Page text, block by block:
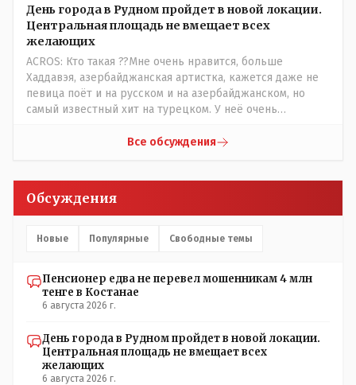
притащил к главному менеджеру и обоим сказал: ещё
один такой звонок, без разницы, какая причина, и я
счета свои у вас позакрываю. Остальные входящие
сразу в бан, по умолчанию для меня любой входящий -
Скам, пока не доказано обратное - Zero trust. Все
созвоны - только на верифицируемые номера.Всё
верно, я тоже так поступаю,но увы любопытство ещё
никто не отменял! Я уже давно всё объяснил жене, но
она все равно меня допрашивает:" Кто звонил? От кого
скрываешься? Почему сбросил?"
День города в Рудном пройдет в новой локации.
Центральная площадь не вмещает всех
желающих
ACROS: Кто такая ??Мне очень нравится, больше
Хаддавэя, азербайджанская артистка, кажется даже не
певица поёт и на русском и на азербайджанском, но
самый известный хит на турецком. У неё очень
Все обсуждения
Обсуждения
Новые Популярные Свободные темы
Пенсионер едва не перевел мошенникам 4 млн
тенге в Костанае
6 августа 2026 г.
День города в Рудном пройдет в новой локации.
Центральная площадь не вмещает всех
желающих
6 августа 2026 г.